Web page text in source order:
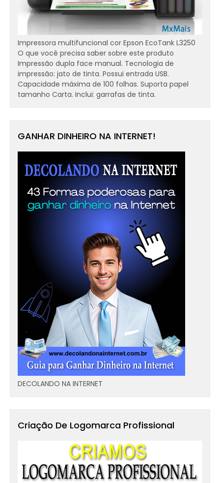
Impressora multifuncional cor Epson EcoTank L3250
O que você precisa saber sobre este produto
Impressão dupla face manual. Tecnologia de
impressão: jato de tinta. Possui entrada USB.
Capacidade máxima de 100 folhas. Suporta papel
tamanho Carta. Inclui: garrafas de tinta.
GANHAR DINHEIRO NA INTERNET!
DECOLANDO NA INTERNET
Criação De Logomarca Profissional